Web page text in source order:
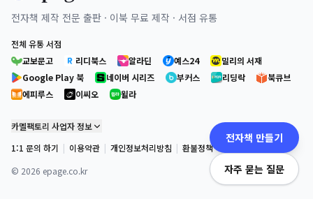
전자책 제작 전문 출판 · 이북 무료 제작 · 서점 유통
전체 유통 서점
교보문고
리디북스 알라딘 예스24
밀리의 서재
Google Play 북
네이버 시리즈 부커스 리딩락
북큐브
에피루스
이씨오 윌라
카멜팩토리 사업자 정보
1:1 문의 하기 | 이용약관 | 개인정보처리방침 | 환불정책
© 2026 epage.co.kr
전자책 만들기
자주 묻는 질문